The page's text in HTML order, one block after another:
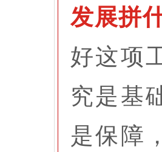
发展拼
好这项
究是基
是保障